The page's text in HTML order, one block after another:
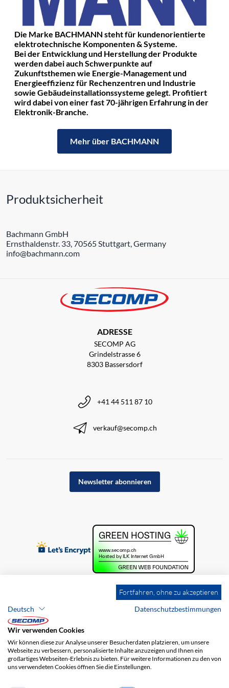
Die Marke BACHMANN steht für kundenorientierte
elektrotechnische Komponenten & Systeme.
Bei der Entwicklung und Herstellung der Produkte
werden dabei auch Schwerpunkte auf
Zukunftsthemen wie Energie-Management und
Energieeffizienz für Rechenzentren und Industrie
sowie Gebäudeinstallationssysteme gelegt. Profitiert
wird dabei von einer fast 70-jährigen Erfahrung in der
Elektronik-Branche.
Mehr über BACHMANN
Produktsicherheit
Bachmann GmbH
Ernsthaldenstr. 33, 70565 Stuttgart, Germany
info@bachmann.com
ADRESSE
SECOMP AG
Grindelstrasse 6
8303 Bassersdorf
+41 44 511 87 10
verkauf@secomp.ch
Newsletter abonnieren
Brands Impressum
AGB
Haftungsausschluss
Versandkosten
Fortfahren, ohne zu akzeptieren
Deutsch
Datenschutzbestimmungen
Wir verwenden Cookies
Wir können diese zur Analyse unserer Besucherdaten platzieren, um unsere
Webseite zu verbessern, personalisierte Inhalte anzuzeigen und Ihnen ein
großartiges Webseiten-Erlebnis zu bieten. Für weitere Informationen zu den von
uns verwendeten Cookies öffnen Sie die Einstellungen.